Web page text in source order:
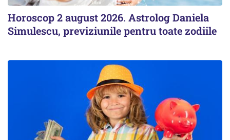
Horoscop 2 august 2026. Astrolog Daniela
Simulescu, previziunile pentru toate zodiile